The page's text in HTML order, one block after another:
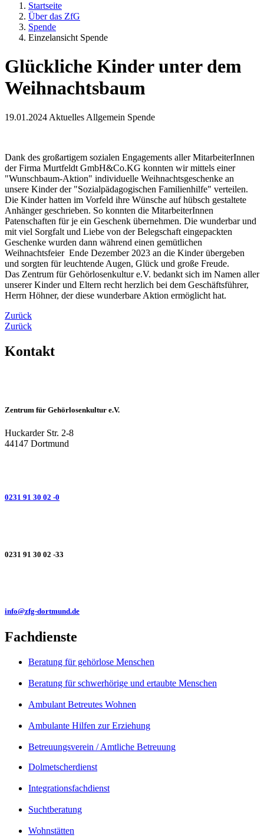
Startseite
Über das ZfG
Spende
Einzelansicht Spende
Glückliche Kinder unter dem
Weihnachtsbaum
19.01.2024 Aktuelles Allgemein Spende
Dank des großartigem sozialen Engagements aller MitarbeiterInnen
der Firma Murtfeldt GmbH&Co.KG konnten wir mittels einer
"Wunschbaum-Aktion" individuelle Weihnachtsgeschenke an
unsere Kinder der "Sozialpädagogischen Familienhilfe" verteilen.
Die Kinder hatten im Vorfeld ihre Wünsche auf hübsch gestaltete
Anhänger geschrieben. So konnten die MitarbeiterInnen
Patenschaften für je ein Geschenk übernehmen. Die wunderbar und
mit viel Sorgfalt und Liebe von der Belegschaft eingepackten
Geschenke wurden dann während einen gemütlichen
Weihnachtsfeier Ende Dezember 2023 an die Kinder übergeben
und sorgten für leuchtende Augen, Glück und große Freude.
Das Zentrum für Gehörlosenkultur e.V. bedankt sich im Namen aller
unserer Kinder und Eltern recht herzlich bei dem Geschäftsführer,
Herrn Höhner, der diese wunderbare Aktion ermöglicht hat.
Zurück
Zurück
Kontakt
Zentrum für Gehörlosenkultur e.V.
Huckarder Str. 2-8
44147 Dortmund
0231 91 30 02 -0
0231 91 30 02 -33
info@zfg-dortmund.de
Fachdienste
Beratung für gehörlose Menschen
Beratung für schwerhörige und ertaubte Menschen
Ambulant Betreutes Wohnen
Ambulante Hilfen zur Erziehung
Betreuungsverein / Amtliche Betreuung
Dolmetscherdienst
Integrationsfachdienst
Suchtberatung
Wohnstätten